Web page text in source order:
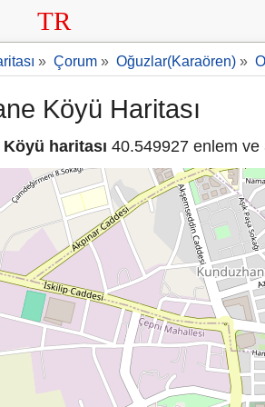
TR
» Çorum » Oğuzlar(Karaören) »
Köyü Haritası
haritası 40.549927 enlem